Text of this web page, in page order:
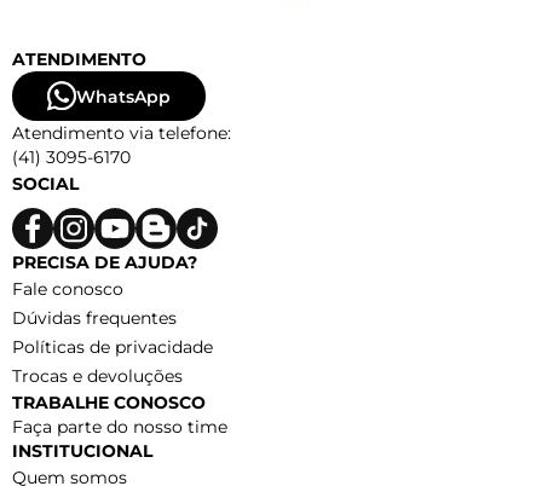
ATENDIMENTO
WhatsApp
Atendimento via telefone:
(41) 3095-6170
SOCIAL
PRECISA DE AJUDA?
Fale conosco
Dúvidas frequentes
Políticas de privacidade
Trocas e devoluções
TRABALHE CONOSCO
Faça parte do nosso time
INSTITUCIONAL
Quem somos